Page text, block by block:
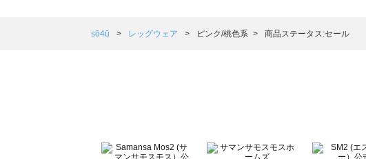
Samansa Mos2 Lagom（サマンサモスモス ラーゴム）のレッグウェア一覧
BETTY'S BLUE（べティーズブルー）のレッグウェア一覧
sō4ū レッグウェア ピンク/桃色系 商品ステータス:セール